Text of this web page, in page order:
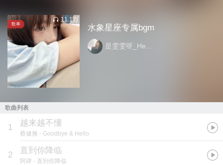
歌单
11.1万
水象星座专属bgm
是雯雯呀_He...
歌曲列表
1 越来越不懂
蔡健雅 - Goodbye & Hello
2 直到你降临
阿肆 - 直到你降临